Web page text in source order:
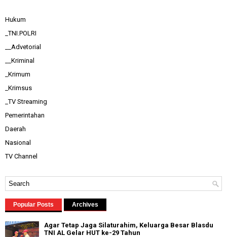
Hukum
_TNI.POLRI
__Advetorial
__Kriminal
_Krimum
_Krimsus
_TV Streaming
Pemerintahan
Daerah
Nasional
TV Channel
Popular Posts Archives
Agar Tetap Jaga Silaturahim, Keluarga Besar Blasdu
TNI AL Gelar HUT ke-29 Tahun